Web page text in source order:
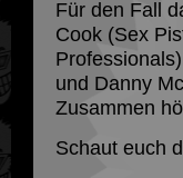
Für den Fall
Cook (Sex
und Danny
Zusammen
Schaut euch